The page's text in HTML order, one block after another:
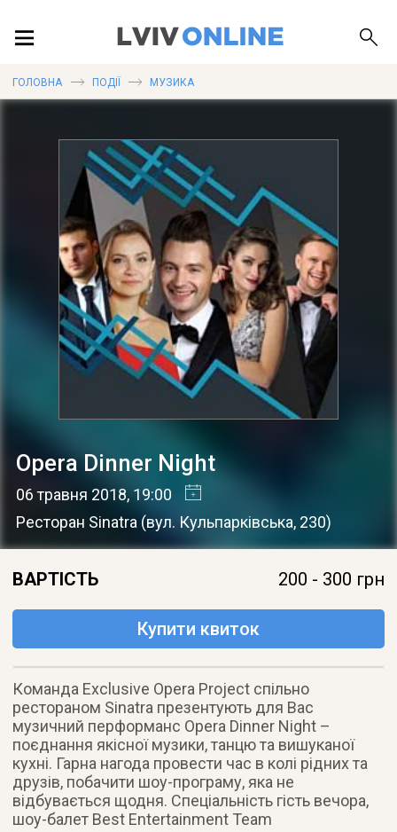
ПУБЛІКАЦІЇ
ДОВІДКА
ГОЛОВНА ПОДІЇ МУЗИКА
Opera Dinner Night
06 травня 2018, 19:00
Ресторан Sinatra (вул. Кульпарківська, 230)
ВАРТІСТЬ 200 - 300 грн
Купити квиток
Команда Exclusive Opera Project спільно
рестораном Sinatra презентують для Вас
музичний перформанс Opera Dinner Night –
поєднання якісної музики, танцю та вишуканої
кухні. Гарна нагода провести час в колі рідних та
друзів, побачити шоу-програму, яка не
відбувається щодня. Спеціальність гість вечора,
шоу-балет Best Entertainment Team